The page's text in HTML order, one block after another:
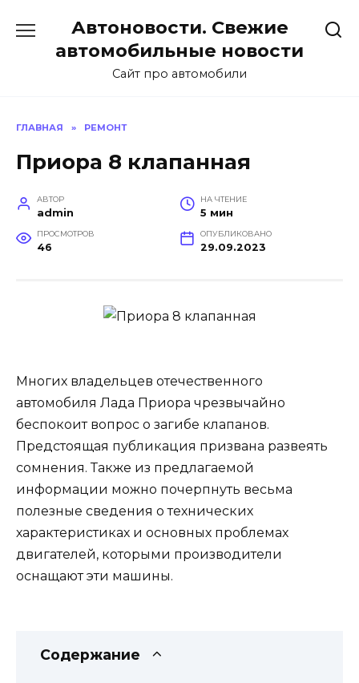
содержанию
Автоновости. Свежие
автомобильные новости
Сайт про автомобили
ГЛАВНАЯ » РЕМОНТ
Приора 8 клапанная
АВТОР
admin
НА ЧТЕНИЕ
5 мин
ПРОСМОТРОВ
46
ОПУБЛИКОВАНО
29.09.2023
Многих владельцев отечественного
автомобиля Лада Приора чрезвычайно
беспокоит вопрос о загибе клапанов.
Предстоящая публикация призвана развеять
сомнения. Также из предлагаемой
информации можно почерпнуть весьма
полезные сведения о технических
характеристиках и основных проблемах
двигателей, которыми производители
оснащают эти машины.
Содержание